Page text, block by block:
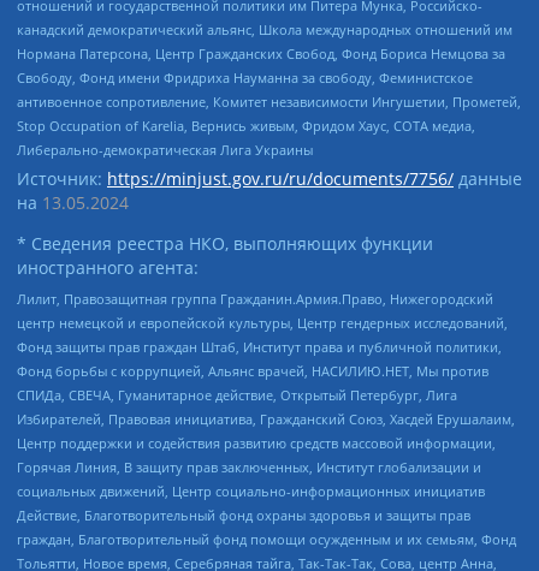
отношений и государственной политики им Питера Мунка, Российско-
канадский демократический альянс, Школа международных отношений им
Нормана Патерсона, Центр Гражданских Свобод, Фонд Бориса Немцова за
Свободу, Фонд имени Фридриха Науманна за свободу, Феминистское
антивоенное сопротивление, Комитет независимости Ингушетии, Прометей,
Stop Occupation of Karelia, Вернись живым, Фридом Хаус, СОТА медиа,
Либерально-демократическая Лига Украины
Источник: https://minjust.gov.ru/ru/documents/7756/ данные
на 13.05.2024
* Сведения реестра НКО, выполняющих функции
иностранного агента:
Лилит, Правозащитная группа Гражданин.Армия.Право, Нижегородский
центр немецкой и европейской культуры, Центр гендерных исследований,
Фонд защиты прав граждан Штаб, Институт права и публичной политики,
Фонд борьбы с коррупцией, Альянс врачей, НАСИЛИЮ.НЕТ, Мы против
СПИДа, СВЕЧА, Гуманитарное действие, Открытый Петербург, Лига
Избирателей, Правовая инициатива, Гражданский Союз, Хасдей Ерушалаим,
Центр поддержки и содействия развитию средств массовой информации,
Горячая Линия, В защиту прав заключенных, Институт глобализации и
социальных движений, Центр социально-информационных инициатив
Действие, Благотворительный фонд охраны здоровья и защиты прав
граждан, Благотворительный фонд помощи осужденным и их семьям, Фонд
Тольятти, Новое время, Серебряная тайга, Так-Так-Так, Сова, центр Анна,